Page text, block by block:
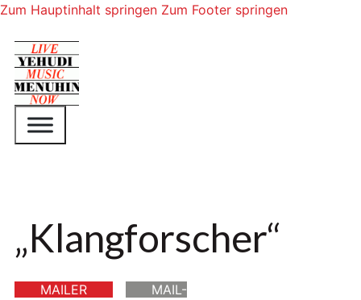
Zum Hauptinhalt springen Zum Footer springen
„Klangforscher“
MAILER
MAIL-